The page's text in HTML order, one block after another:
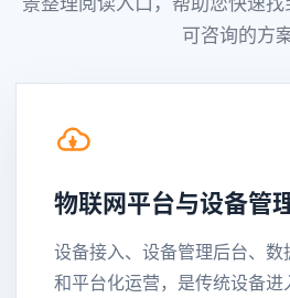
可咨询的方案
物联网平台与设备管
设备接入、设备管理后台、
和平台化运营，是传统设备